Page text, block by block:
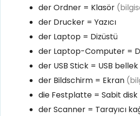
der Ordner = Klasör
der Drucker = Yazıcı
der Laptop = Dizüstü
der Laptop-Computer =
der USB Stick = USB bellek
der Bildschirm = Ekran
die Festplatte = Sabit disk
der Scanner = Tarayıcı